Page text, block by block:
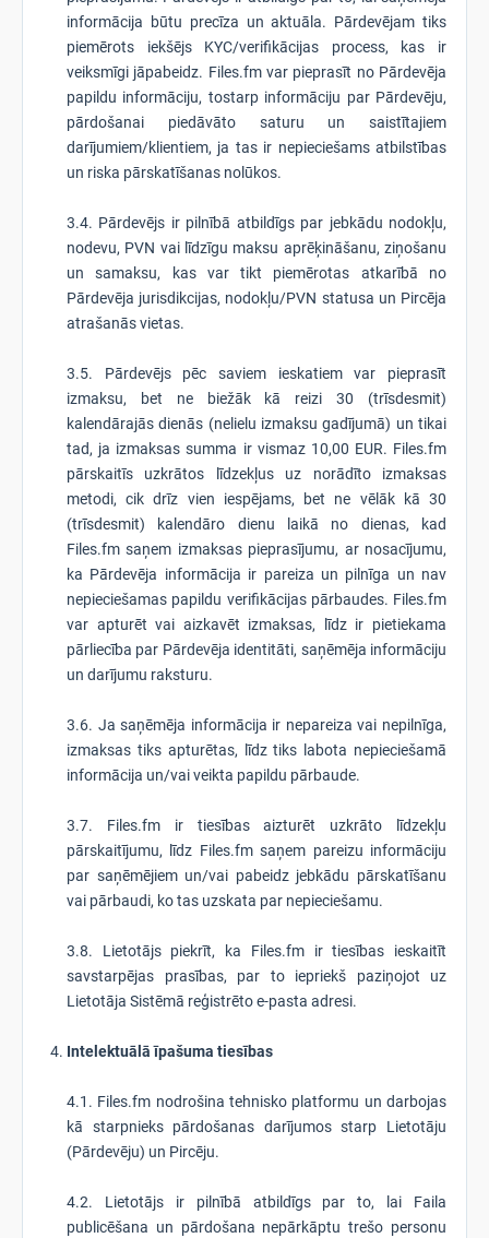
informācija būtu precīza un aktuāla. Pārdevējam tiks
piemērots iekšējs KYC/verifikācijas process, kas ir
veiksmīgi jāpabeidz. Files.fm var pieprasīt no Pārdevēja
papildu informāciju, tostarp informāciju par Pārdevēju,
pārdošanai piedāvāto saturu un saistītajiem
darījumiem/klientiem, ja tas ir nepieciešams atbilstības
un riska pārskatīšanas nolūkos.
3.4. Pārdevējs ir pilnībā atbildīgs par jebkādu nodokļu,
nodevu, PVN vai līdzīgu maksu aprēķināšanu, ziņošanu
un samaksu, kas var tikt piemērotas atkarībā no
Pārdevēja jurisdikcijas, nodokļu/PVN statusa un Pircēja
atrašanās vietas.
3.5. Pārdevējs pēc saviem ieskatiem var pieprasīt
izmaksu, bet ne biežāk kā reizi 30 (trīsdesmit)
kalendārajās dienās (nelielu izmaksu gadījumā) un tikai
tad, ja izmaksas summa ir vismaz 10,00 EUR. Files.fm
pārskaitīs uzkrātos līdzekļus uz norādīto izmaksas
metodi, cik drīz vien iespējams, bet ne vēlāk kā 30
(trīsdesmit) kalendāro dienu laikā no dienas, kad
Files.fm saņem izmaksas pieprasījumu, ar nosacījumu,
ka Pārdevēja informācija ir pareiza un pilnīga un nav
nepieciešamas papildu verifikācijas pārbaudes. Files.fm
var apturēt vai aizkavēt izmaksas, līdz ir pietiekama
pārliecība par Pārdevēja identitāti, saņēmēja informāciju
un darījumu raksturu.
3.6. Ja saņēmēja informācija ir nepareiza vai nepilnīga,
izmaksas tiks apturētas, līdz tiks labota nepieciešamā
informācija un/vai veikta papildu pārbaude.
3.7. Files.fm ir tiesības aizturēt uzkrāto līdzekļu
pārskaitījumu, līdz Files.fm saņem pareizu informāciju
par saņēmējiem un/vai pabeidz jebkādu pārskatīšanu
vai pārbaudi, ko tas uzskata par nepieciešamu.
3.8. Lietotājs piekrīt, ka Files.fm ir tiesības ieskaitīt
savstarpējas prasības, par to iepriekš paziņojot uz
Lietotāja Sistēmā reģistrēto e-pasta adresi.
Intelektuālā īpašuma tiesības
4.1. Files.fm nodrošina tehnisko platformu un darbojas
kā starpnieks pārdošanas darījumos starp Lietotāju
(Pārdevēju) un Pircēju.
4.2. Lietotājs ir pilnībā atbildīgs par to, lai Faila
publicēšana un pārdošana nepārkāptu trešo personu